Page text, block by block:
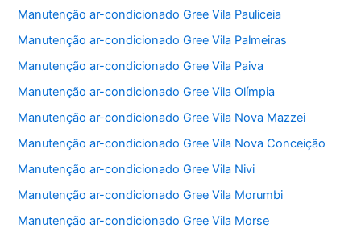
Manutenção ar-condicionado Gree Vila Pauliceia
Manutenção ar-condicionado Gree Vila Palmeiras
Manutenção ar-condicionado Gree Vila Paiva
Manutenção ar-condicionado Gree Vila Olímpia
Manutenção ar-condicionado Gree Vila Nova Mazzei
Manutenção ar-condicionado Gree Vila Nova Conceição
Manutenção ar-condicionado Gree Vila Nivi
Manutenção ar-condicionado Gree Vila Morumbi
Manutenção ar-condicionado Gree Vila Morse